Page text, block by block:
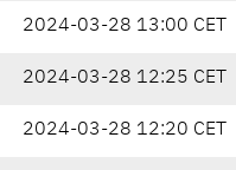
2024-03-28 13:00 CET
2024-03-28 12:25 CET
2024-03-28 12:20 CET